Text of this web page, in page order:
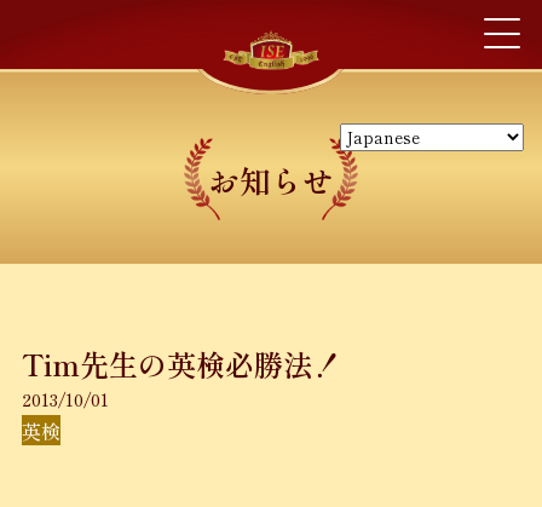
お知らせ
Tim先生の英検必勝法！
2013/10/01
英検